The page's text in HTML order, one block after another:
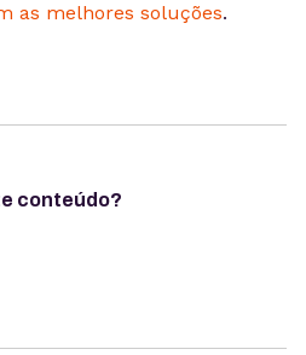
as melhores soluções.
conteúdo?